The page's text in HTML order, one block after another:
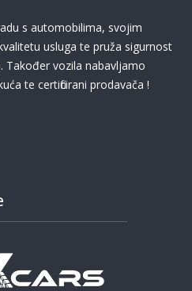
s automobilima, svojim
usluga te pruža sigurnost
Također vozila nabavljamo
te certificirani prodavača !